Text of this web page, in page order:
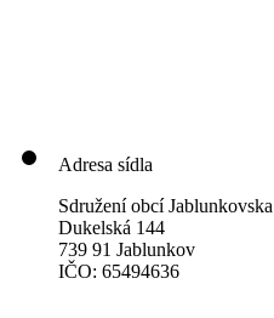
Adresa sídla
Sdružení obcí Jablunkovska
Dukelská 144
739 91 Jablunkov
IČO: 65494636